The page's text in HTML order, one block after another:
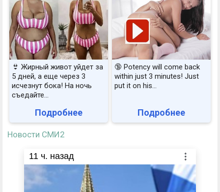
👙 Жирный живот уйдет за
5 дней, а еще через 3
исчезнут бока! На ночь
съедайте...
Подробнее
🔞 Potency will come back
within just 3 minutes! Just
put it on his…
Подробнее
Новости СМИ2
11 ч. назад